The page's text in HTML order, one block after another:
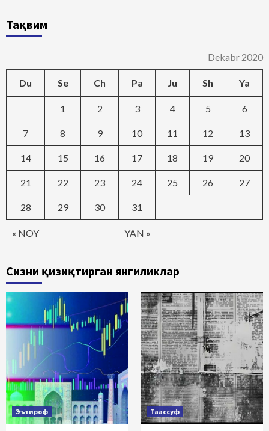
Тақвим
Dekabr 2020
Du Se Ch Pa Ju Sh Ya
« NOY YAN »
1 2 3 4 5 6
7 8 9 10 11 12 13
14 15 16 17 18 19 20
21 22 23 24 25 26 27
28 29 30 31
Сизни қизиқтирган янгиликлар
Эътироф Таассуф